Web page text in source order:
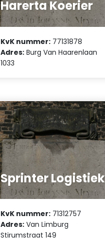
Harerta Koerier
KvK nummer: 77131878
Adres: Burg Van Haarenlaan
1033
Sprinter Logistiek
KvK nummer: 71312757
Adres: Van Limburg
Stirumstraat 149